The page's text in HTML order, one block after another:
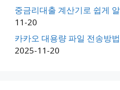
중금리대출 계산기로 쉽게
11-20
카카오 대용량 파일 전송방
2025-11-20